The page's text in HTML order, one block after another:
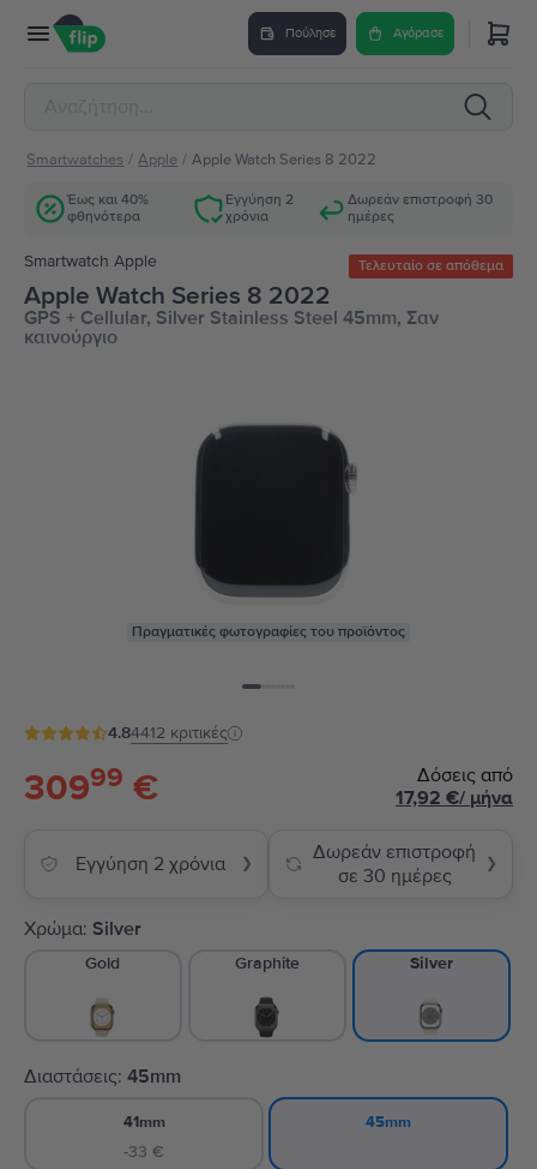
Πούλησε Αγόρασε
Smartwatches / Apple / Apple Watch Series 8 2022
Έως και 40%
φθηνότερα
Εγγύηση 2
χρόνια
Δωρεάν επιστροφή 30
ημέρες
Smartwatch Apple Τελευταίο σε απόθεμα
Apple Watch Series 8 2022
GPS + Cellular, Silver Stainless Steel 45mm, Σαν
καινούργιο
Πραγματικές φωτογραφίες του προϊόντος
4.84412 κριτικές
30999 €
Δόσεις από
17,92 €/ μήνα
Εγγύηση 2 χρόνια ❯
Δωρεάν επιστροφή
σε 30 ημέρες
❯
Χρώμα: Silver
Gold Graphite Silver
Διαστάσεις: 45mm
41mm
-33 €
45mm